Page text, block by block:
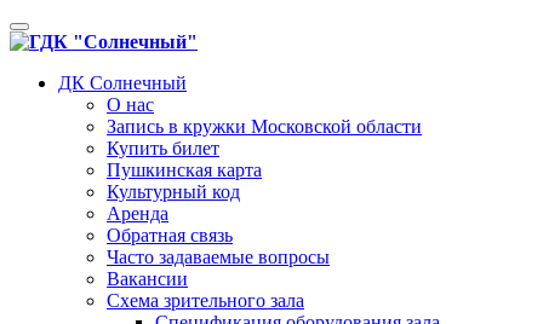
Toggle
navigation
ДК Солнечный
О нас
Запись в кружки Московской области
Купить билет
Пушкинская карта
Культурный код
Аренда
Обратная связь
Часто задаваемые вопросы
Вакансии
Схема зрительного зала